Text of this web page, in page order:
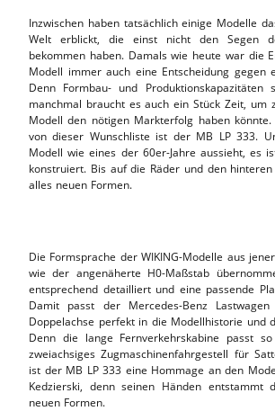
Inzwischen haben tatsächlich einige Modelle
Welt erblickt, die einst nicht den Segen
bekommen haben. Damals wie heute war die
Modell immer auch eine Entscheidung gegen
Denn Formbau- und Produktionskapazitäten
manchmal braucht es auch ein Stück Zeit, um
Modell den nötigen Markterfolg haben
von dieser Wunschliste ist der MB LP 333.
Modell wie eines der 60er-Jahre aussieht, es
konstruiert. Bis auf die Räder und den
alles neuen Formen.
Die Formsprache der WIKING-Modelle aus
wie der angenäherte H0-Maßstab
entsprechend detailliert und eine passende
Damit passt der Mercedes-Benz
Doppelachse perfekt in die Modellhistorie und
Denn die lange Fernverkehrskabine passt
zweiachsiges Zugmaschinenfahrgestell für
ist der MB LP 333 eine Hommage an den
Kedzierski, denn seinen Händen entstammt
neuen Formen.